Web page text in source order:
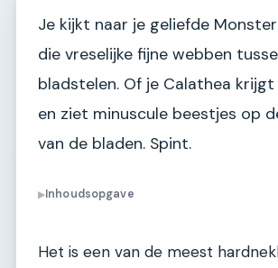
Je kijkt naar je geliefde
die vreselijke fijne webben
bladstelen. Of je Calathea krijgt
en ziet minuscule beestjes op
van de bladen. Spint.
▶Inhoudsopgave
Het is een van de meest